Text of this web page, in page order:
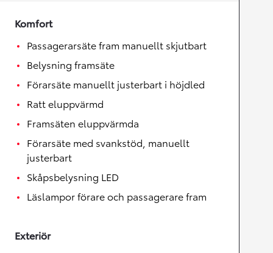
Komfort
Passagerarsäte fram manuellt skjutbart
Belysning framsäte
Förarsäte manuellt justerbart i höjdled
Ratt eluppvärmd
Framsäten eluppvärmda
Förarsäte med svankstöd, manuellt
justerbart
Skåpsbelysning LED
Läslampor förare och passagerare fram
Exteriör